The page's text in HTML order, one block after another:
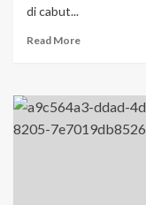
di cabut...
Read More